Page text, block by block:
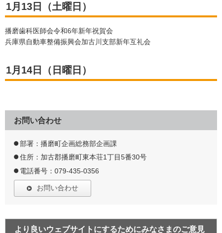
1月13日（土曜日）
播磨歯科医師会令和6年新年祝賀会
兵庫県自動車整備振興会加古川支部新年互礼会
1月14日（日曜日）
お問い合わせ
部署：播磨町企画総務部企画課
住所：加古郡播磨町東本荘1丁目5番30号
電話番号：079-435-0356
お問い合わせ
より良いウェブサイトにするためにみなさまのご意見